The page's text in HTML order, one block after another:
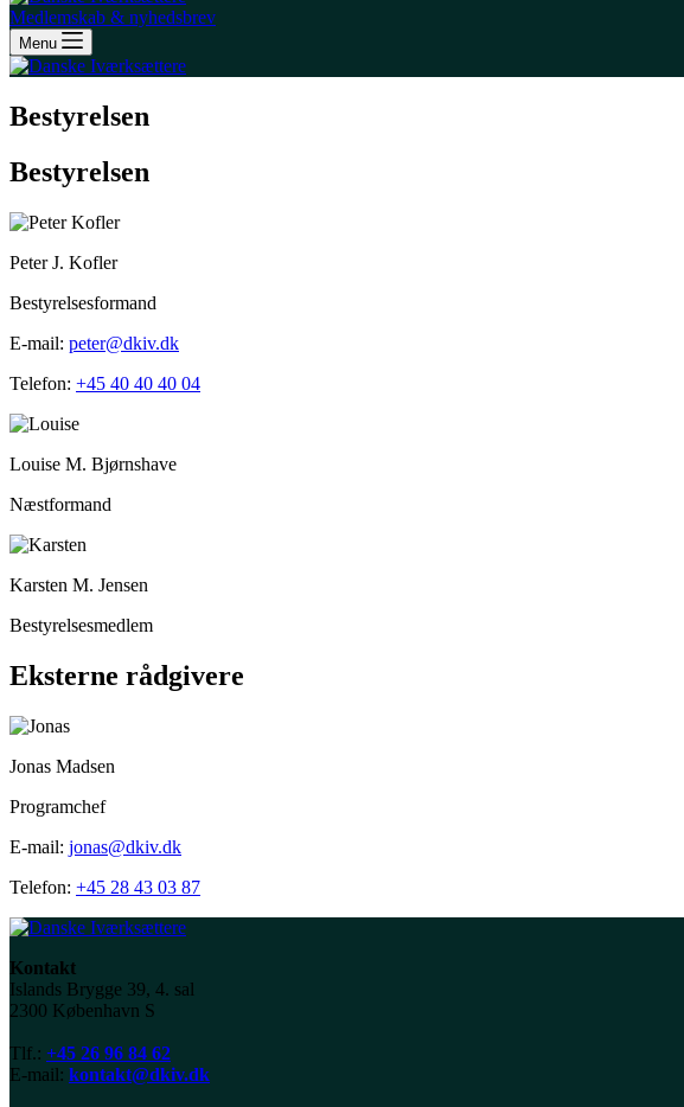
Medlemskab & nyhedsbrev
Menu
Bestyrelsen
Bestyrelsen
Peter J. Kofler
Bestyrelsesformand
E-mail: peter@dkiv.dk
Telefon: +45 40 40 40 04
Louise M. Bjørnshave
Næstformand
Karsten M. Jensen
Bestyrelsesmedlem
Eksterne rådgivere
Jonas Madsen
Programchef
E-mail: jonas@dkiv.dk
Telefon: +45 28 43 03 87
Kontakt
Islands Brygge 39, 4. sal
2300 København S
Tlf.: +45 26 96 84 62
E-mail: kontakt@dkiv.dk